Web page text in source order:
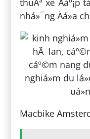
thuÃª xe
nhá»¯ng Äá»a
Macbike